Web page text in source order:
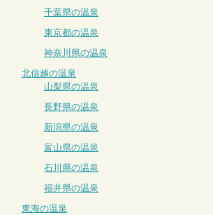
千葉県の温泉
東京都の温泉
神奈川県の温泉
北信越の温泉
山梨県の温泉
長野県の温泉
新潟県の温泉
富山県の温泉
石川県の温泉
福井県の温泉
東海の温泉